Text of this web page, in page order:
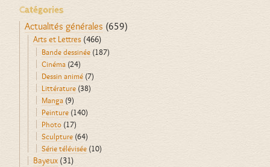
Catégories
Actualités générales (659)
Arts et Lettres (466)
Bande dessinée (187)
Cinéma (24)
Dessin animé (7)
Littérature (38)
Manga (9)
Peinture (140)
Photo (17)
Sculpture (64)
Série télévisée (10)
Bayeux (31)